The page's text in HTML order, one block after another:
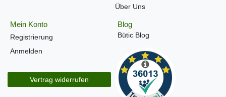
Über Uns
Mein Konto
Registrierung
Anmelden
Vertrag widerrufen
Blog
Bütic Blog